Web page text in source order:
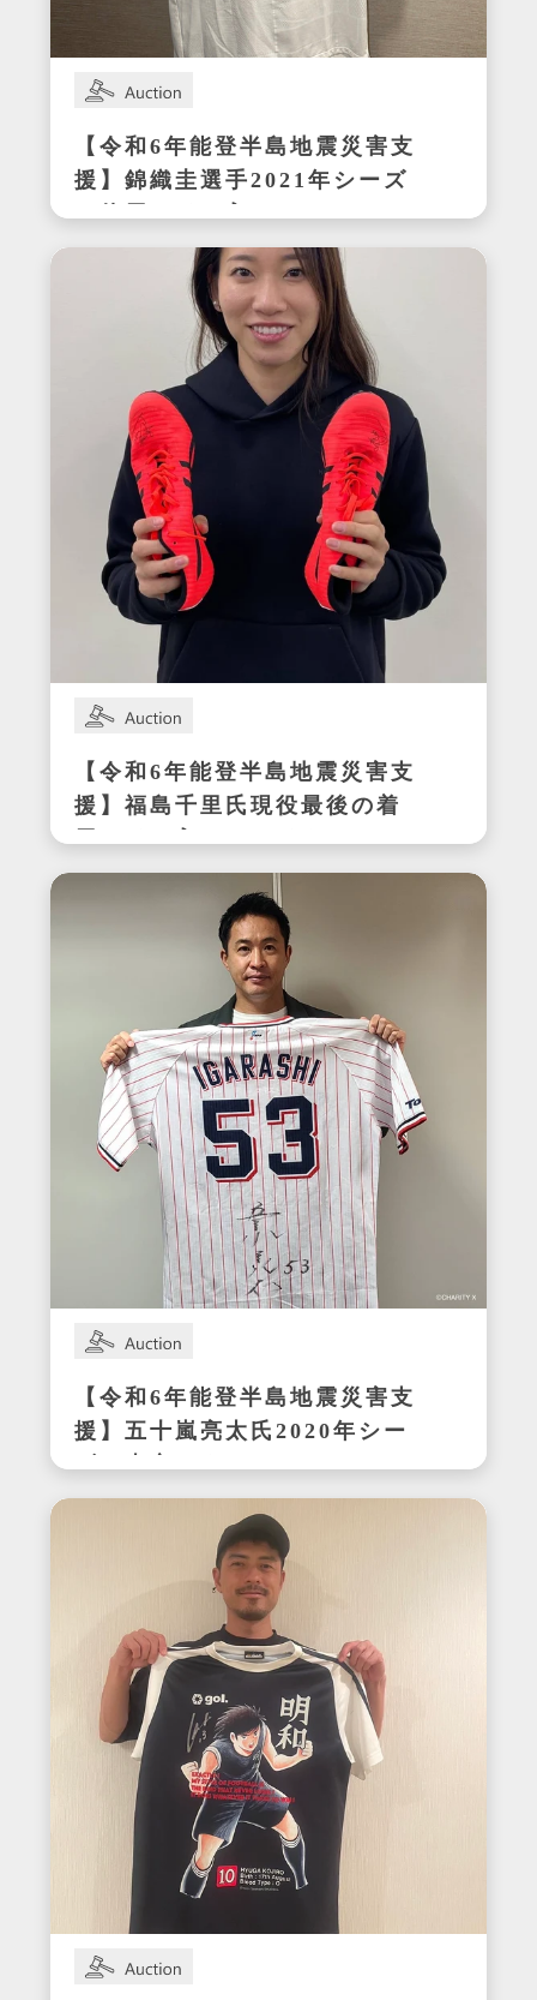
【令和6年能登半島地震災害支
援】錦織圭選手2021年シーズ
ン使用サイン入りウェア
【令和6年能登半島地震災害支
援】福島千里氏現役最後の着
用サイン入りスパイク
【令和6年能登半島地震災害支
援】五十嵐亮太氏2020年シー
ズン東京ヤクルトスワローズ
在籍時の着用サイン入りユニ